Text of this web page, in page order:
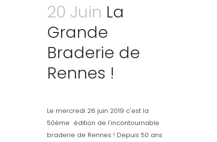
20 Juin La
Grande
Braderie de
Rennes !
Le mercredi 26 juin 2019 c'est la
50ème édition de l'incontournable
braderie de Rennes ! Depuis 50 ans